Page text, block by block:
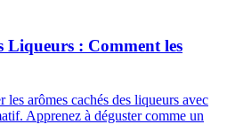
Liqueurs : Comment les
arômes cachés des liqueurs avec
Apprenez à déguster comme un